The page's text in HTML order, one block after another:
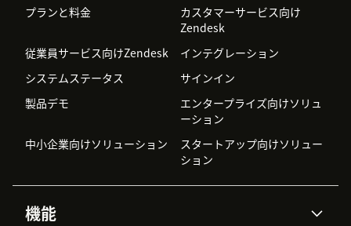
プランと料金
カスタマーサービス向け
Zendesk
従業員サービス向けZendesk
インテグレーション
システムステータス
サインイン
製品デモ
エンタープライズ向けソリュ
ーション
中小企業向けソリューション
スタートアップ向けソリュー
ション
機能